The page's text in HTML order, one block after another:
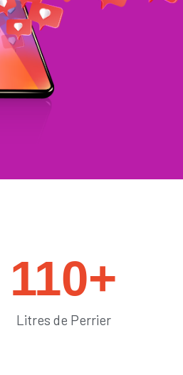
110+
Litres de Perrier